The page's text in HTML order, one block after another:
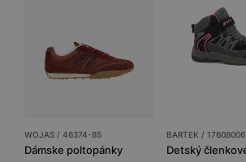
WOJAS / 46374-85
Dámske poltopánky
BARTEK / 17608006